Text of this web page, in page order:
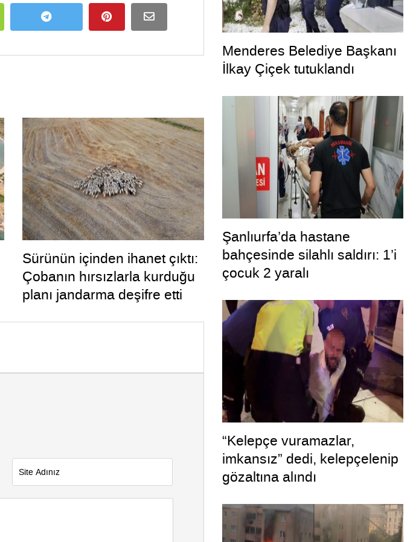
Sürünün içinden ihanet çıktı:
Çobanın hırsızlarla kurduğu
planı jandarma deşifre etti
Menderes Belediye Başkanı
İlkay Çiçek tutuklandı
Şanlıurfa’da hastane
bahçesinde silahlı saldırı: 1’i
çocuk 2 yaralı
“Kelepçe vuramazlar,
imkansız” dedi, kelepçelenip
gözaltına alındı